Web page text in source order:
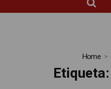
Home
Etiqueta: